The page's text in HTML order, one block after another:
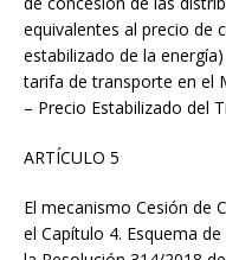
equivalentes al precio de
estabilizado de la
tarifa de transporte en el
– Precio Estabilizado del
ARTÍCULO 5
El mecanismo Cesión de
el Capítulo 4. Esquema